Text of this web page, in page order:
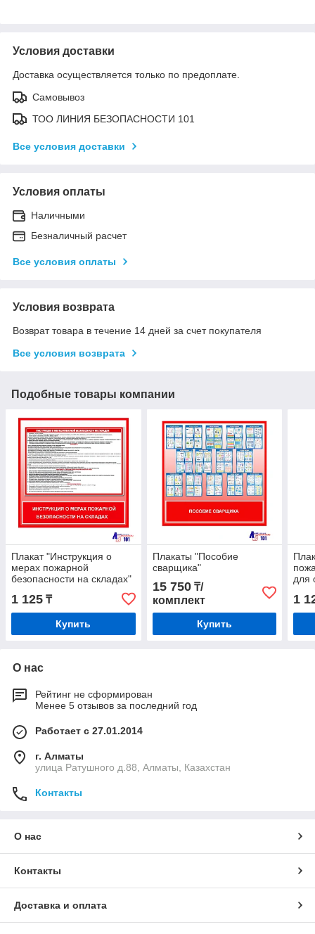
Условия доставки
Доставка осуществляется только по предоплате.
Самовывоз
ТОО ЛИНИЯ БЕЗОПАСНОСТИ 101
Все условия доставки
Условия оплаты
Наличными
Безналичный расчет
Все условия оплаты
Условия возврата
Возврат товара в течение 14 дней за счет покупателя
Все условия возврата
Подобные товары компании
Плакат "Инструкция о
мерах пожарной
безопасности на складах"
1 125 ₸
Купить
Плакаты "Пособие
сварщика"
15 750₸/
комплект
Купить
для
1
О нас
Рейтинг не сформирован
Менее 5 отзывов за последний год
Работает с 27.01.2014
г. Алматы
улица Ратушного д.88, Алматы, Казахстан
Контакты
О нас
Контакты
Доставка и оплата